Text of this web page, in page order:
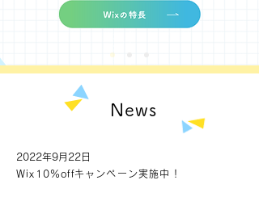
News
2022年9月22日
Wix10%offキャンペーン実施中！